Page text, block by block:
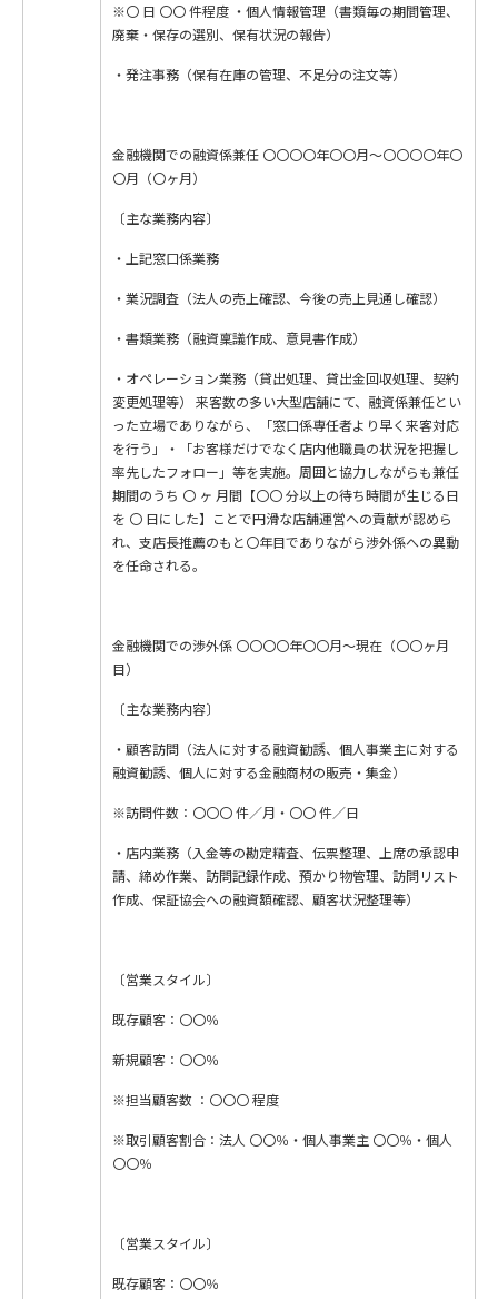
※〇 日 〇〇 件程度 ・個人情報管理（書類毎の期間管理、
廃棄・保存の選別、保有状況の報告）
・発注事務（保有在庫の管理、不足分の注文等）
金融機関での融資係兼任 〇〇〇〇年〇〇月〜〇〇〇〇年〇
〇月（〇ヶ月）
〔主な業務内容〕
・上記窓口係業務
・業況調査（法人の売上確認、今後の売上見通し確認）
・書類業務（融資稟議作成、意見書作成）
・オペレーション業務（貸出処理、貸出金回収処理、契約
変更処理等） 来客数の多い大型店舗にて、融資係兼任とい
った立場でありながら、「窓口係専任者より早く来客対応
を行う」・「お客様だけでなく店内他職員の状況を把握し
率先したフォロー」等を実施。周囲と協力しながらも兼任
期間のうち 〇 ヶ 月間【〇〇 分以上の待ち時間が生じる日
を 〇 日にした】ことで円滑な店舗運営への貢献が認めら
れ、支店長推薦のもと〇年目でありながら渉外係への異動
を任命される。
金融機関での渉外係 〇〇〇〇年〇〇月〜現在（〇〇ヶ月
目）
〔主な業務内容〕
・顧客訪問（法人に対する融資勧誘、個人事業主に対する
融資勧誘、個人に対する金融商材の販売・集金）
※訪問件数：〇〇〇 件／月・〇〇 件／日
・店内業務（入金等の勘定精査、伝票整理、上席の承認申
請、締め作業、訪問記録作成、預かり物管理、訪問リスト
作成、保証協会への融資額確認、顧客状況整理等）
〔営業スタイル〕
既存顧客：〇〇％
新規顧客：〇〇％
※担当顧客数 ：〇〇〇 程度
※取引顧客割合：法人 〇〇％・個人事業主 〇〇％・個人
〇〇％
〔営業スタイル〕
既存顧客：〇〇％